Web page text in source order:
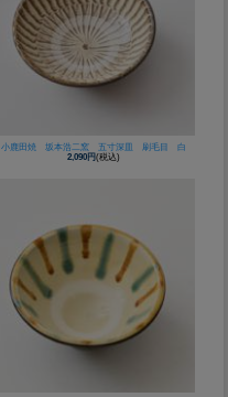
小鹿田焼 坂本浩二窯 五寸深皿 刷毛目 白
2,090円(税込)